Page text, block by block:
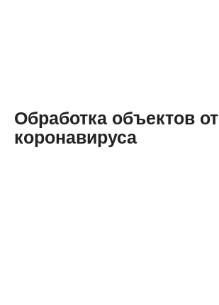
Обработка объектов от
коронавируса